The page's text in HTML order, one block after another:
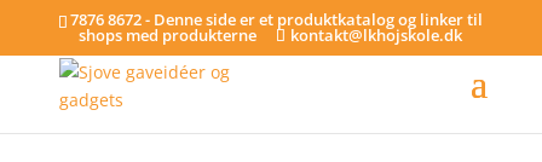
7876 8672 - Denne side er et produktkatalog og linker til
shops med produkterne kontakt@lkhojskole.dk